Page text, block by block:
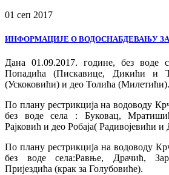
01 сеп 2017
ИНФОРМАЦИЈЕ О ВОДОСНАБДЕВАЊУ ЗА
Дана 01.09.2017. године, без воде
Попадића (Пискавице, Дикићи и
(Ускоковићи) и део Толића (Милетићи).
По плану рестрикција на водоводу
без воде села : Буковац,
Рајковић и део Робаја( Радивојевићи и
По плану рестрикција на водоводу
без воде села:Равње, Драчић,
Пријездића (крак за Голубовиће).